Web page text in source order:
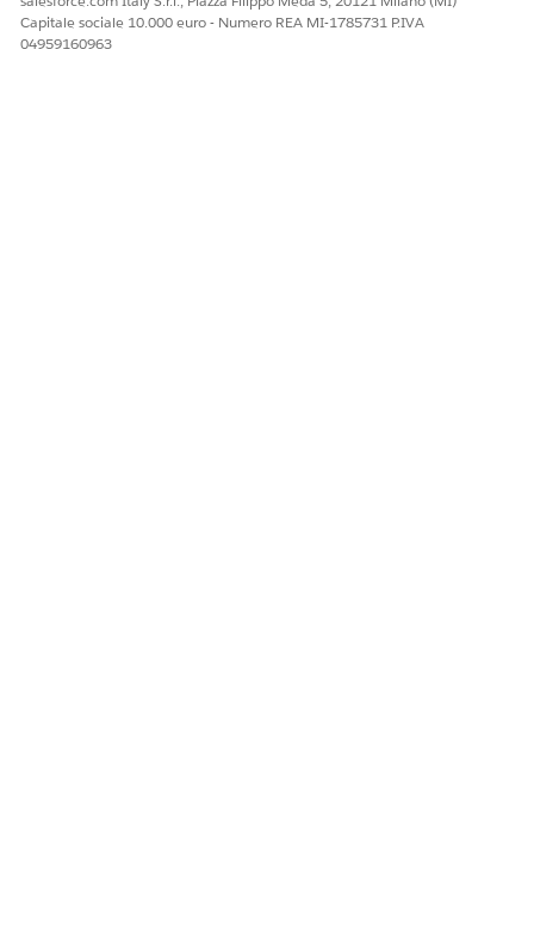
QUESTO ARTICOLO HA RISOLTO IL PROBLEMA?
Capitale sociale 10.000 euro - Numero REA MI-1785731 P.IVA
04959160963